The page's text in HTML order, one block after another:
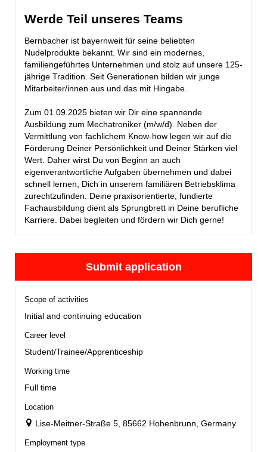
Werde Teil unseres Teams
Bernbacher ist bayernweit für seine beliebten
Nudelprodukte bekannt. Wir sind ein modernes,
familiengeführtes Unternehmen und stolz auf unsere 125-
jährige Tradition. Seit Generationen bilden wir junge
Mitarbeiter/innen aus und das mit Hingabe.
Zum 01.09.2025 bieten wir Dir eine spannende
Ausbildung zum Mechatroniker (m/w/d). Neben der
Vermittlung von fachlichem Know-how legen wir auf die
Förderung Deiner Persönlichkeit und Deiner Stärken viel
Wert. Daher wirst Du von Beginn an auch
eigenverantwortliche Aufgaben übernehmen und dabei
schnell lernen, Dich in unserem familiären Betriebsklima
zurechtzufinden. Deine praxisorientierte, fundierte
Fachausbildung dient als Sprungbrett in Deine berufliche
Karriere. Dabei begleiten und fördern wir Dich gerne!
Submit application
Scope of activities
Initial and continuing education
Career level
Student/Trainee/Apprenticeship
Working time
Full time
Location
Lise-Meitner-Straße 5, 85662 Hohenbrunn, Germany
Employment type